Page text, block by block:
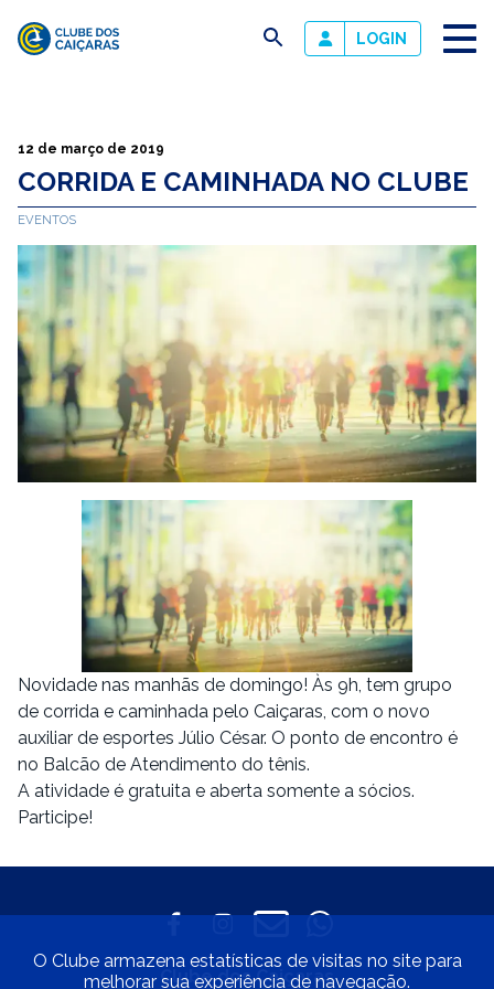
Caiçaras
busca LOGIN
12 de março de 2019
CORRIDA E CAMINHADA NO CLUBE
EVENTOS
Novidade nas manhãs de domingo! Às 9h, tem grupo
de corrida e caminhada pelo Caiçaras, com o novo
auxiliar de esportes Júlio César. O ponto de encontro é
no Balcão de Atendimento do tênis.
A atividade é gratuita e aberta somente a sócios.
Participe!
Clube dos Caiçaras
O Clube armazena estatísticas de visitas no site para
melhorar sua experiência de navegação.